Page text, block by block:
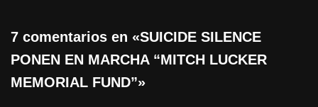
7 comentarios en «SUICIDE SILENCE
PONEN EN MARCHA “MITCH LUCKER
MEMORIAL FUND”»